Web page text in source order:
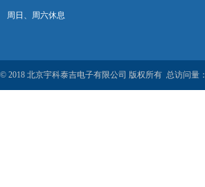
周日、周六休息
© 2018 北京宇科泰吉电子有限公司 版权所有 总访问量：